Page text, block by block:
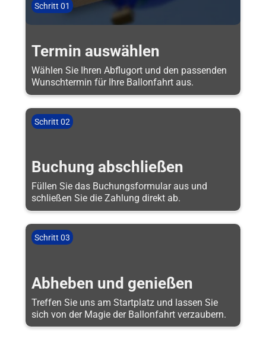
Schritt 01
Termin auswählen
Wählen Sie Ihren Abflugort und den passenden
Wunschtermin für Ihre Ballonfahrt aus.
Schritt 02
Buchung abschließen
Füllen Sie das Buchungsformular aus und
schließen Sie die Zahlung direkt ab.
Schritt 03
Abheben und genießen
Treffen Sie uns am Startplatz und lassen Sie
sich von der Magie der Ballonfahrt verzaubern.